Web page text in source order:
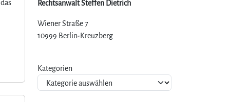
Rechtsanwalt Steffen Dietrich
Wiener Straße 7
10999 Berlin-Kreuzberg
Kategorien